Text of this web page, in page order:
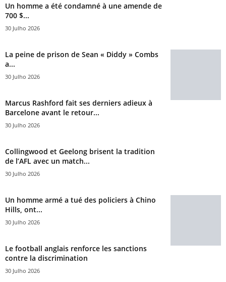
Un homme a été condamné à une amende de
700 $...
30 Julho 2026
La peine de prison de Sean « Diddy » Combs
a...
30 Julho 2026
Marcus Rashford fait ses derniers adieux à
Barcelone avant le retour...
30 Julho 2026
Collingwood et Geelong brisent la tradition
de l’AFL avec un match...
30 Julho 2026
Un homme armé a tué des policiers à Chino
Hills, ont...
30 Julho 2026
Le football anglais renforce les sanctions
contre la discrimination
30 Julho 2026